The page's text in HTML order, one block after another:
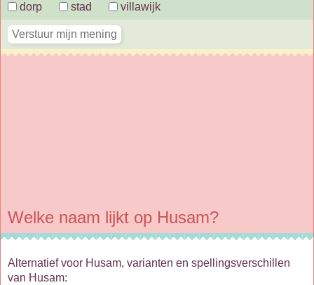
dorp
stad villawijk
Welke naam lijkt op Husam?
Alternatief voor Husam, varianten en spellingsverschillen
van Husam: